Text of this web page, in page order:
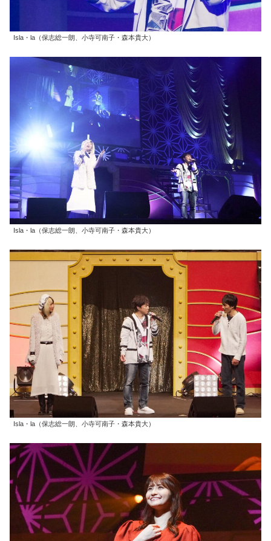
Isla・la（保志総一朗、小寺可南子・森本貴大）
Isla・la（保志総一朗、小寺可南子・森本貴大）
Isla・la（保志総一朗、小寺可南子・森本貴大）